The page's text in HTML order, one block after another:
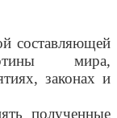
составляющей
мира,
законах и
полученные